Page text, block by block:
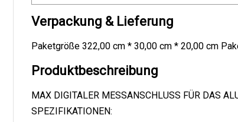
Verpackung & Lieferung
Paketgröße 322,00 cm * 30,00 cm * 20,00 cm
Produktbeschreibung
MAX DIGITALER MESSANSCHLUSS FÜR DAS
SPEZIFIKATIONEN: